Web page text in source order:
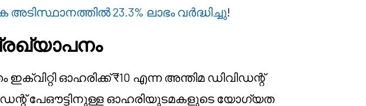
23.3% ലാഭം വർദ്ധിച്ചു!
ഓഹരിക്ക് ₹10 എന്ന അന്തിമ ഡിവിഡന്റ്
പേഔട്ടിനുള്ള ഓഹരിയുടമകളുടെ യോഗ്യത